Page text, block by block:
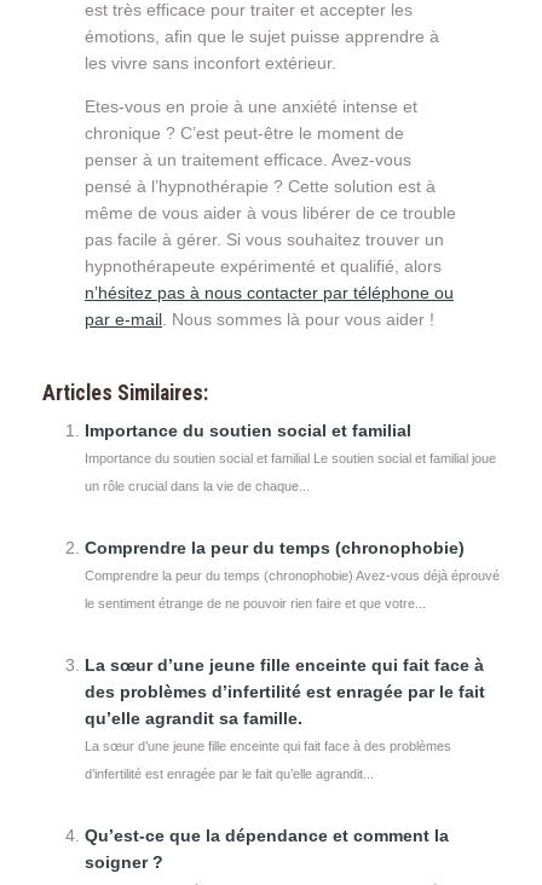
est très efficace pour traiter et accepter les
émotions, afin que le sujet puisse apprendre à
les vivre sans inconfort extérieur.
Etes-vous en proie à une anxiété intense et
chronique ? C’est peut-être le moment de
penser à un traitement efficace. Avez-vous
pensé à l’hypnothérapie ? Cette solution est à
même de vous aider à vous libérer de ce trouble
pas facile à gérer. Si vous souhaitez trouver un
hypnothérapeute expérimenté et qualifié, alors
n’hésitez pas à nous contacter par téléphone ou
par e-mail . Nous sommes là pour vous aider !
Articles Similaires:
Importance du soutien social et familial
Importance du soutien social et familial Le soutien social et familial joue
un rôle crucial dans la vie de chaque...
Comprendre la peur du temps (chronophobie)
Comprendre la peur du temps (chronophobie) Avez-vous déjà éprouvé
le sentiment étrange de ne pouvoir rien faire et que votre...
La sœur d’une jeune fille enceinte qui fait face à
des problèmes d’infertilité est enragée par le fait
qu’elle agrandit sa famille.
La sœur d’une jeune fille enceinte qui fait face à des problèmes
d’infertilité est enragée par le fait qu’elle agrandit...
Qu’est-ce que la dépendance et comment la
soigner ?